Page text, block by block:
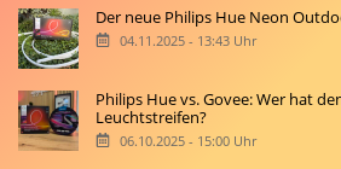
Der neue Philips Hue Neon
04.11.2025 - 13:43 Uhr
Philips Hue vs. Govee: Wer hat
Leuchtstreifen?
06.10.2025 - 15:00 Uhr